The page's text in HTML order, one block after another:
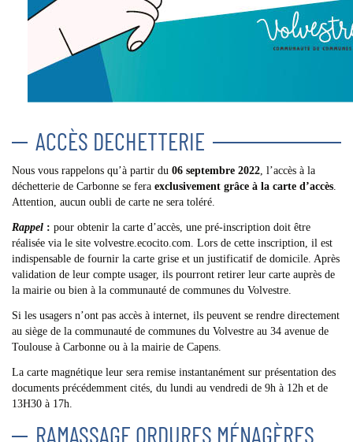
ACCÈS DECHETTERIE
Nous vous rappelons qu’à partir du 06 septembre 2022 , l’accès à la
déchetterie de Carbonne se fera exclusivement grâce à la carte d’accès
Attention, aucun oubli de carte ne sera toléré.
Rappel : pour obtenir la carte d’accès, une pré-inscription doit être
réalisée via le site volvestre.ecocito.com. Lors de cette inscription, il est
indispensable de fournir la carte grise et un justificatif de domicile. Après
validation de leur compte usager, ils pourront retirer leur carte auprès de
la mairie ou bien à la communauté de communes du Volvestre.
Si les usagers n’ont pas accès à internet, ils peuvent se rendre directement
au siège de la communauté de communes du Volvestre au 34 avenue de
Toulouse à Carbonne ou à la mairie de Capens.
La carte magnétique leur sera remise instantanément sur présentation des
documents précédemment cités, du lundi au vendredi de 9h à 12h et de
13H30 à 17h.
RAMASSAGE ORDURES MÉNAGÈRES